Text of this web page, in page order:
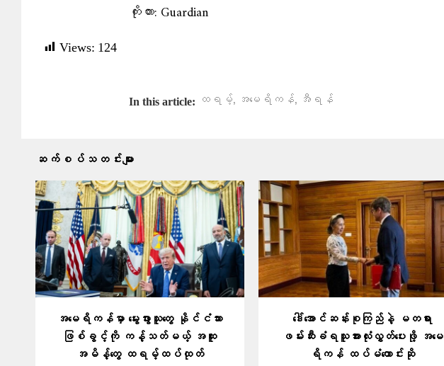
ကိုးကား: Guardian
Views: 124
In this article: ထရမ့်, အမေရိကန်, အီရန်
ဆက်စပ်သတင်းများ
အမေရိကန်မှာ မွေးဖွားသူတွေ နိုင်ငံသား
ဖြစ်ခွင့်ကို ကန့်သတ်မယ့် အထူး
အမိန့်တွေ ထရမ့်ထပ်ထုတ်
ဒေါ်အောင်ဆန်းစုကြည်နဲ့ မတရား
ဖမ်းဆီးခံရသူအားလုံးလွှတ်ပေးဖို့ အမေ
ရိကန် ထပ်မံတောင်းဆို